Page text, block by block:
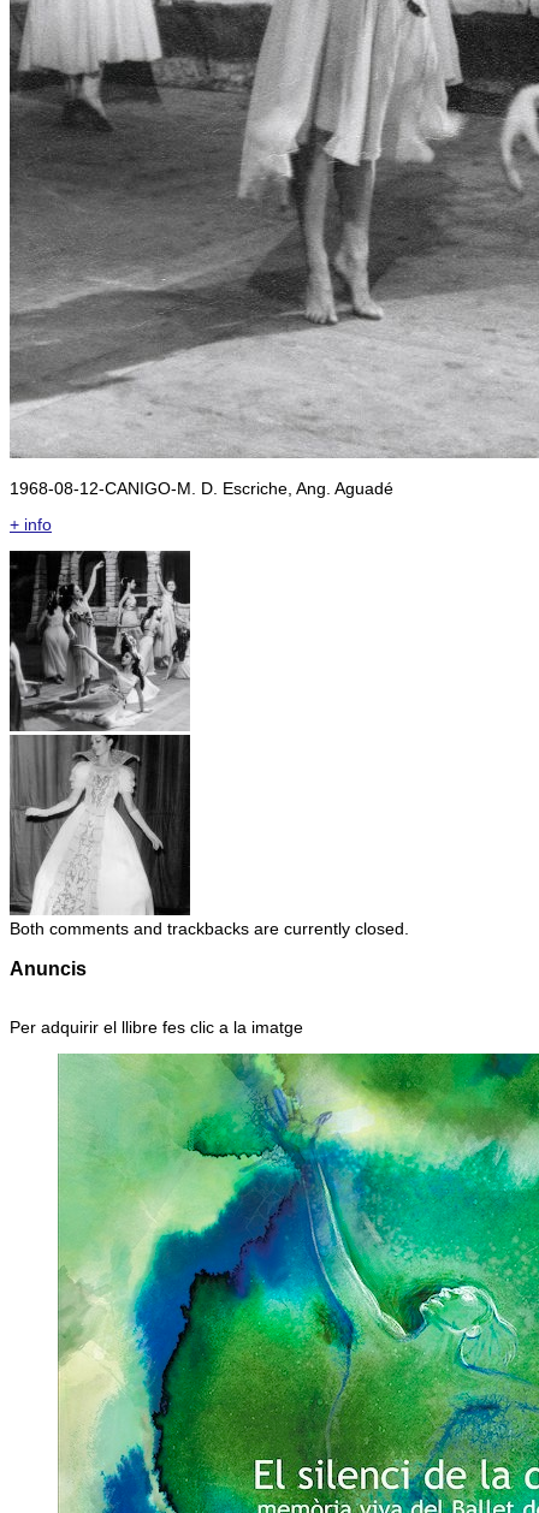
1968-08-12-CANIGO-M. D. Escriche, Ang. Aguadé
+ info
Both comments and trackbacks are currently closed.
Anuncis
Per adquirir el llibre fes clic a la imatge